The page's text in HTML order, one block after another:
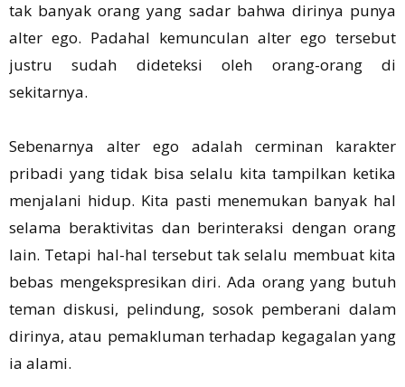
tak banyak orang yang sadar bahwa dirinya punya
alter ego. Padahal kemunculan alter ego tersebut
justru sudah dideteksi oleh orang-orang di
sekitarnya.
Sebenarnya alter ego adalah cerminan karakter
pribadi yang tidak bisa selalu kita tampilkan ketika
menjalani hidup. Kita pasti menemukan banyak hal
selama beraktivitas dan berinteraksi dengan orang
lain. Tetapi hal-hal tersebut tak selalu membuat kita
bebas mengekspresikan diri. Ada orang yang butuh
teman diskusi, pelindung, sosok pemberani dalam
dirinya, atau pemakluman terhadap kegagalan yang
ia alami.